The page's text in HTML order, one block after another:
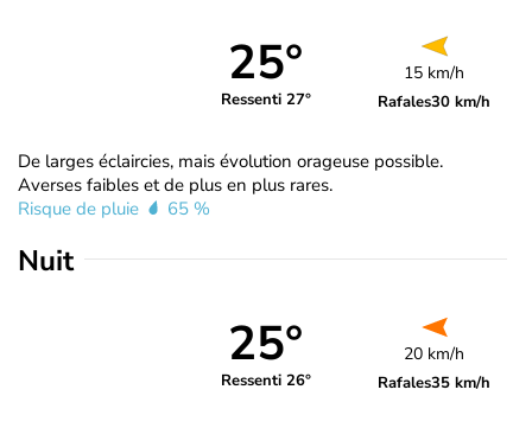
25°
Ressenti 27°
15 km/h
Rafales30 km/h
De larges éclaircies, mais évolution orageuse possible.
Averses faibles et de plus en plus rares.
Risque de pluie
65 %
Nuit
25°
Ressenti 26°
20 km/h
Rafales35 km/h